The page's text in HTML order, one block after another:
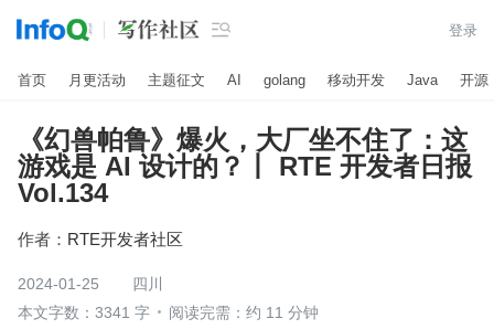
 登录
首页 月更活动 主题征文 AI golang 移动开发 Java 开源
《幻兽帕鲁》爆火，大厂坐不住了：这
游戏是 AI 设计的？丨 RTE 开发者日报
Vol.134
作者： RTE开发者社区
2024-01-25
四川
本文字数：3341 字
阅读完需：约 11 分钟